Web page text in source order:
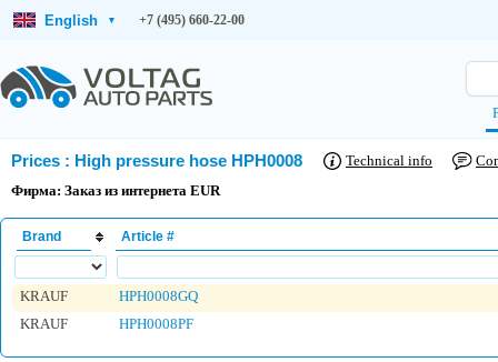
English ▾ +7 (495) 660-22-00
Prices : High pressure hose HPH0008 Technical info
Фирма: Заказ из интернета EUR
Brand Article #
KRAUF
HPH0008GQ
KRAUF
HPH0008PF